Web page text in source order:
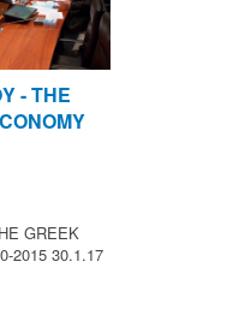
- ΤΗΕ
GREEK
2015 30.1.17